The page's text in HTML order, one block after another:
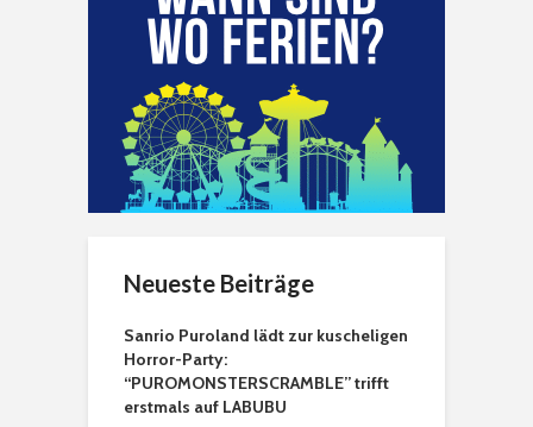
Neueste Beiträge
Sanrio Puroland lädt zur kuscheligen
Horror-Party:
“PUROMONSTERSCRAMBLE” trifft
erstmals auf LABUBU